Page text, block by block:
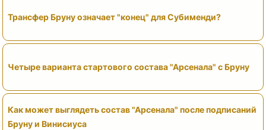
Трансфер Бруну означает "конец" для Субименди?
Четыре варианта стартового состава "Арсенала" с Бруну
Как может выглядеть состав "Арсенала" после подписаний
Бруну и Винисиуса